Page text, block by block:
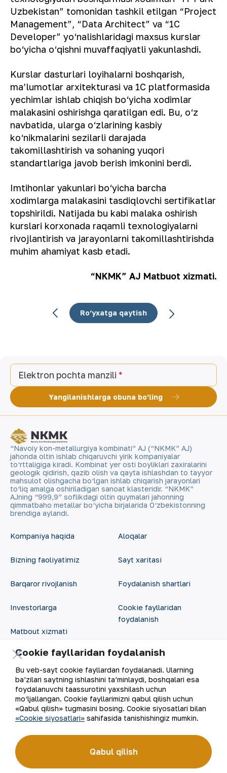
Uzbekistan” tomonidan tashkil etilgan “Project
Management”, “Data Architect” va “1C
Developer” yo‘nalishlaridagi maxsus kurslar
bo‘yicha o‘qishni muvaffaqiyatli yakunlashdi.
Kurslar dasturlari loyihalarni boshqarish,
maʼlumotlar arxitekturasi va 1C platformasida
yechimlar ishlab chiqish bo‘yicha xodimlar
malakasini oshirishga qaratilgan edi. Bu, o‘z
navbatida, ularga o‘zlarining kasbiy
ko‘nikmalarini sezilarli darajada
takomillashtirish va sohaning yuqori
standartlariga javob berish imkonini berdi.
Imtihonlar yakunlari bo‘yicha barcha
xodimlarga malakasini tasdiqlovchi sertifikatlar
topshirildi. Natijada bu kabi malaka oshirish
kurslari korxonada raqamli texnologiyalarni
rivojlantirish va jarayonlarni takomillashtirishda
muhim ahamiyat kasb etadi.
“NKMK” AJ Matbuot xizmati.
Ro‘yxatga qaytish
Elektron pochta manzili
Yangilanishlarga obuna bo'ling
“Navoiy kon-metallurgiya kombinati” AJ (“NKMK” AJ)
jahonda oltin ishlab chiqaruvchi yirik kompaniyalar
to‘rttaligiga kiradi. Kombinat yer osti boyliklari zaxiralarini
geologik qidirish, qazib olish va qayta ishlashdan to tayyor
mahsulot olishgacha bo‘lgan ishlab chiqarish jarayonlari
to‘liq amalga oshiriladigan sanoat klasteridir. “NKMK”
AJning “999,9” soflikdagi oltin quymalari jahonning
qimmatbaho metallar bo‘yicha birjalarida O‘zbekistonning
brendiga aylandi.
Kompaniya haqida
Bizning faoliyatimiz
Barqaror rivojlanish
Investorlarga
Matbout xizmati
Karyera
Raqamli hukumat
Aloqalar
Sayt xaritasi
Foydalanish shartlari
Cookie fayllaridan
foydalanish
RSS feed
©2026
Cookie fayllaridan foydalanish
Bu veb-sayt cookie fayllardan foydalanadi. Ularning
ba’zilari saytning ishlashini ta’minlaydi, boshqalari esa
foydalanuvchi taassurotini yaxshilash uchun
mo‘ljallangan. Cookie fayllarimizni qabul qilish uchun
«Qabul qilish» tugmasini bosing. Cookie siyosatlari bilan
«Cookie siyosatlari» sahifasida tanishishingiz mumkin.
Qabul qilish